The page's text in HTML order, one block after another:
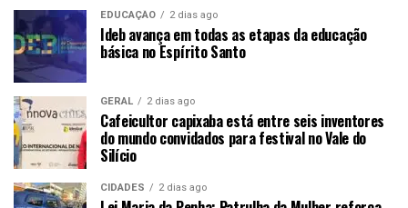
EDUCAÇÃO 2 dias ago
Ideb avança em todas as etapas da educação
básica no Espírito Santo
GERAL 2 dias ago
Cafeicultor capixaba está entre seis inventores
do mundo convidados para festival no Vale do
Silício
CIDADES 2 dias ago